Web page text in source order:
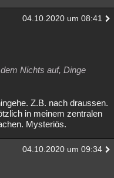
04.10.2020 um 08:41
Nichts auf, Dinge
Z.B. nach draussen.
in meinem zentralen
Mysteriös.
04.10.2020 um 09:34